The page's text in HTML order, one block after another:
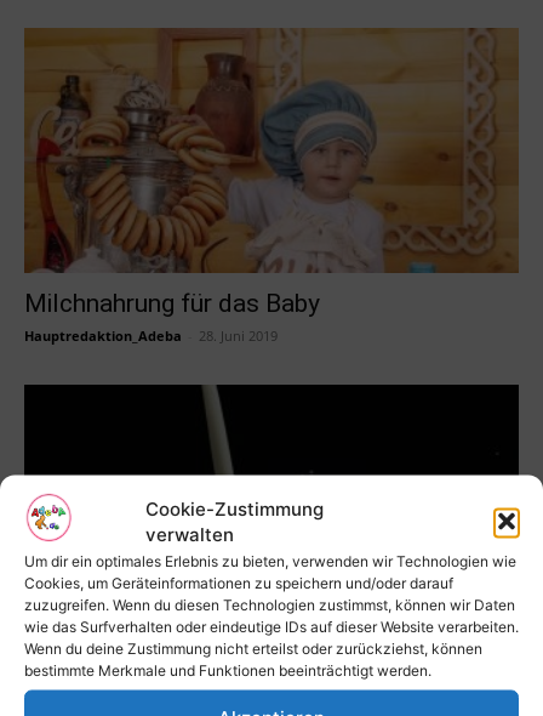
Cookie-Zustimmung
verwalten
Um dir ein optimales Erlebnis zu bieten, verwenden wir Technologien wie
Cookies, um Geräteinformationen zu speichern und/oder darauf
zuzugreifen. Wenn du diesen Technologien zustimmst, können wir Daten
wie das Surfverhalten oder eindeutige IDs auf dieser Website verarbeiten.
Wenn du deine Zustimmung nicht erteilst oder zurückziehst, können
bestimmte Merkmale und Funktionen beeinträchtigt werden.
Milchnahrung für das Baby
Hauptredaktion_Adeba 28. Juni 2019
Die Milch reicht nicht
Hauptredaktion_Adeba - 29. März 2019